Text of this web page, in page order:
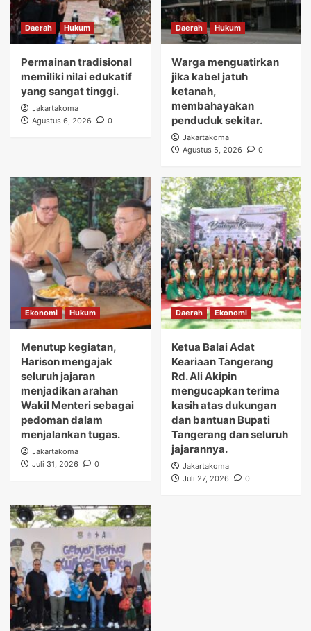
Daerah Hukum
Permainan tradisional
memiliki nilai edukatif
yang sangat tinggi.
Jakartakoma
Agustus 6, 2026
0
Daerah Hukum
Warga menguatirkan
jika kabel jatuh
ketanah,
membahayakan
penduduk sekitar.
Jakartakoma
Agustus 5, 2026
0
Ekonomi Hukum
Menutup kegiatan,
Harison mengajak
seluruh jajaran
menjadikan arahan
Wakil Menteri sebagai
pedoman dalam
menjalankan tugas.
Jakartakoma
Juli 31, 2026
0
Daerah Ekonomi
Ketua Balai Adat
Keariaan Tangerang
Rd. Ali Akipin
mengucapkan terima
kasih atas dukungan
dan bantuan Bupati
Tangerang dan seluruh
jajarannya.
Jakartakoma
Juli 27, 2026
0